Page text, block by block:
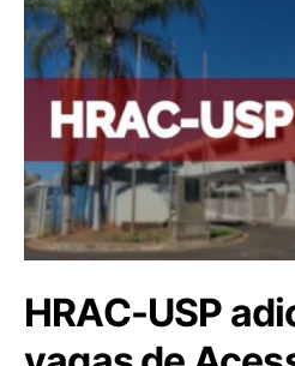
HRAC-USP